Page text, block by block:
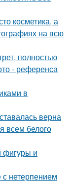
косметика, а
на всю
полностью
- референса
в
верна
всем белого
фигуры и
нетерпением